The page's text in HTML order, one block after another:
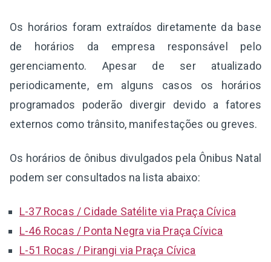
Os horários foram extraídos diretamente da base
de horários da empresa responsável pelo
gerenciamento. Apesar de ser atualizado
periodicamente, em alguns casos os horários
programados poderão divergir devido a fatores
externos como trânsito, manifestações ou greves.
Os horários de ônibus divulgados pela Ônibus Natal
podem ser consultados na lista abaixo:
L-37 Rocas / Cidade Satélite via Praça Cívica
L-46 Rocas / Ponta Negra via Praça Cívica
L-51 Rocas / Pirangi via Praça Cívica